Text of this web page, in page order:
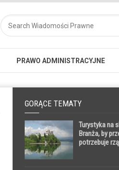
PRAWO ADMINISTRACYJNE
GORĄCE TEMATY
Turystyka na
Branża, by
potrzebuje